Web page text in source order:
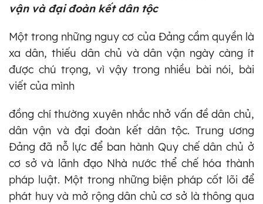
vận và đại đoàn kết dân tộc
Một trong những nguy cơ của Đảng cầm quyền là
xa dân, thiếu dân chủ và dân vận ngày càng ít
được chú trọng, vì vậy trong nhiều bài nói, bài
viết của mình
đồng chí thường xuyên nhắc nhở vấn đề dân chủ,
dân vận và đại đoàn kết dân tộc. Trung ương
Đảng đã nỗ lực để ban hành Quy chế dân chủ ở
cơ sở và lãnh đạo Nhà nước thể chế hóa thành
pháp luật. Một trong những biện pháp cốt lõi để
phát huy và mở rộng dân chủ cơ sở là thông qua